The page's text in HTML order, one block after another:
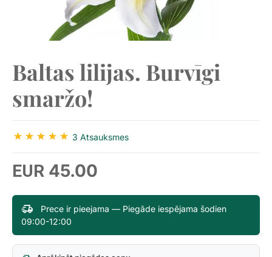
Baltas lilijas. Burvīgi
smaržo!
3 Atsauksmes
EUR 45.00
Prece ir pieejama — Piegāde iespējama šodien
09:00-12:00